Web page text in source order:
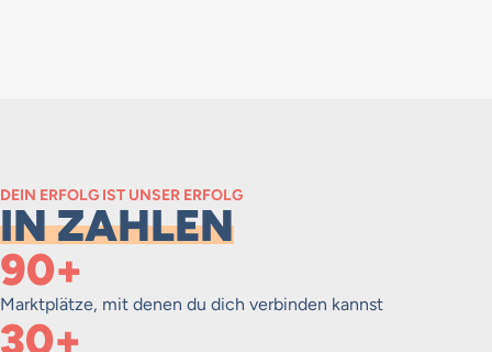
DEIN ERFOLG IST UNSER ERFOLG
IN ZAHLEN
90+
Marktplätze, mit denen du dich verbinden kannst​
30+